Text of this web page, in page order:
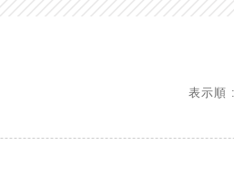
表示順